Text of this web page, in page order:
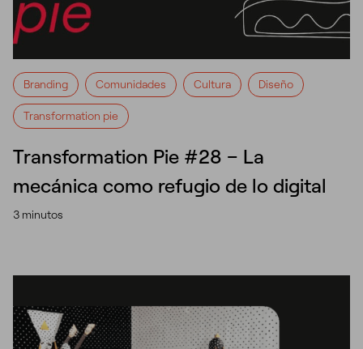
Branding Comunidades Cultura Diseño
Transformation pie
Transformation Pie #28 – La
mecánica como refugio de lo digital
3 minutos